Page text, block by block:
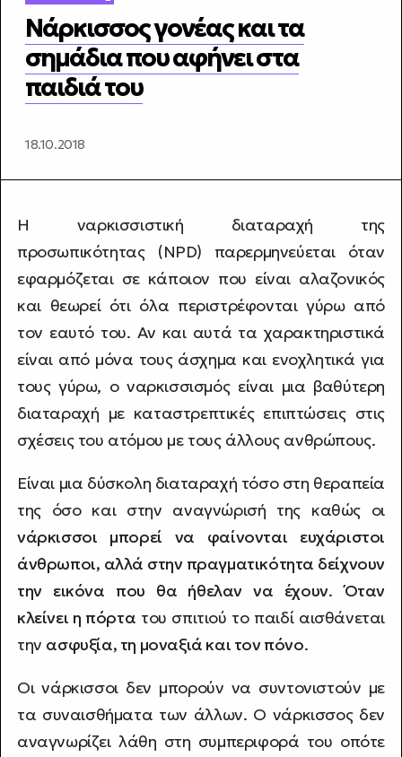
Νάρκισσος γονέας και τα
σημάδια που αφήνει στα
παιδιά του
18.10.2018
Η ναρκισσιστική διαταραχή της
προσωπικότητας (NPD) παρερμηνεύεται όταν
εφαρμόζεται σε κάποιον που είναι αλαζονικός
και θεωρεί ότι όλα περιστρέφονται γύρω από
τον εαυτό του. Αν και αυτά τα χαρακτηριστικά
είναι από μόνα τους άσχημα και ενοχλητικά για
τους γύρω, ο ναρκισσισμός είναι μια βαθύτερη
διαταραχή με καταστρεπτικές επιπτώσεις στις
σχέσεις του ατόμου με τους άλλους ανθρώπους.
Είναι μια δύσκολη διαταραχή τόσο στη θεραπεία
της όσο και στην αναγνώρισή της καθώς οι
νάρκισσοι μπορεί να φαίνονται ευχάριστοι
άνθρωποι, αλλά στην πραγματικότητα δείχνουν
την εικόνα που θα ήθελαν να έχουν.Όταν
κλείνει η πόρτα του σπιτιού το παιδί αισθάνεται
την ασφυξία, τη μοναξιά και τον πόνο.
Οι νάρκισσοι δεν μπορούν να συντονιστούν με
τα συναισθήματα των άλλων. Ο νάρκισσος δεν
αναγνωρίζει λάθη στη συμπεριφορά του οπότε